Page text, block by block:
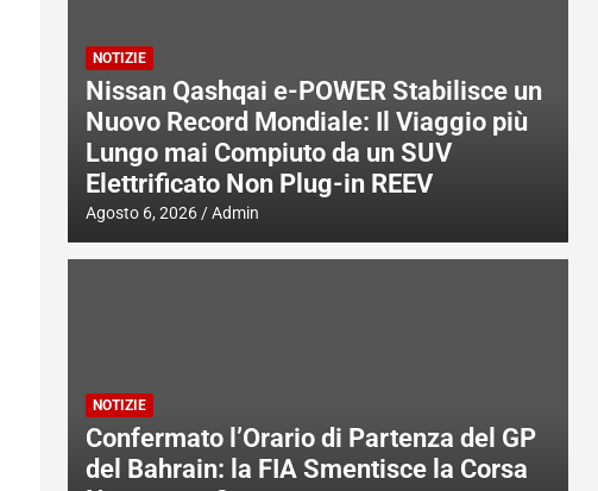
NOTIZIE
Nissan Qashqai e-POWER Stabilisce un
Nuovo Record Mondiale: Il Viaggio più
Lungo mai Compiuto da un SUV
Elettrificato Non Plug-in REEV
Agosto 6, 2026 Admin
NOTIZIE
Confermato l’Orario di Partenza del GP
del Bahrain: la FIA Smentisce la Corsa